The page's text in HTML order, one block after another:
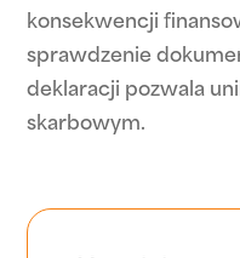
konsekwencji
sprawdzenie
deklaracji pozwala
skarbowym.